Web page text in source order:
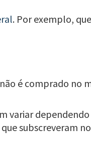
. Por exemplo,
é comprado no
variar
subscreveram